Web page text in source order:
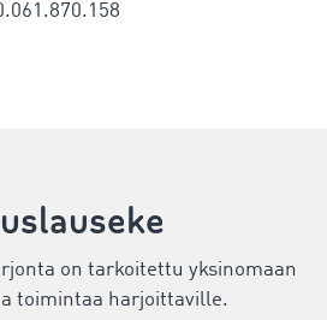
on tarkoitettu yksinomaan
toimintaa harjoittaville.